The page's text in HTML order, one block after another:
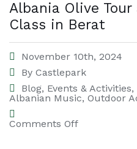
Albania Olive
Class in Berat
November 10th, 2024
By Castlepark
Blog, Events & Activities,
Albanian Music, Outdoor
Comments Off